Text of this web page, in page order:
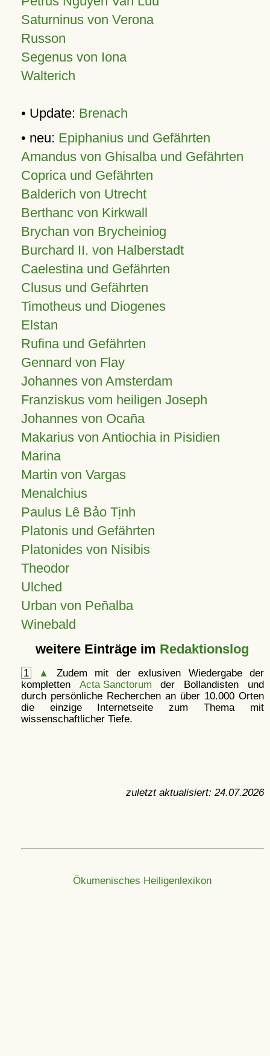
Saturninus von Verona
Russon
Segenus von Iona
Walterich
• Update: Brenach
• neu: Epiphanius und Gefährten
Amandus von Ghisalba und Gefährten
Coprica und Gefährten
Balderich von Utrecht
Berthanc von Kirkwall
Brychan von Brycheiniog
Burchard II. von Halberstadt
Caelestina und Gefährten
Clusus und Gefährten
Timotheus und Diogenes
Elstan
Rufina und Gefährten
Gennard von Flay
Johannes von Amsterdam
Franziskus vom heiligen Joseph
Johannes von Ocaña
Makarius von Antiochia in Pisidien
Marina
Martin von Vargas
Menalchius
Paulus Lê Bảo Tịnh
Platonis und Gefährten
Platonides von Nisibis
Theodor
Ulched
Urban von Peñalba
Winebald
weitere Einträge im Redaktionslog
1 ▲
Zudem mit der exlusiven Wiedergabe der
kompletten Acta Sanctorum der Bollandisten und
durch persönliche Recherchen an über 10.000 Orten
die einzige Internetseite zum Thema mit
wissenschaftlicher Tiefe.
zuletzt aktualisiert: 24.07.2026
Ökumenisches Heiligenlexikon